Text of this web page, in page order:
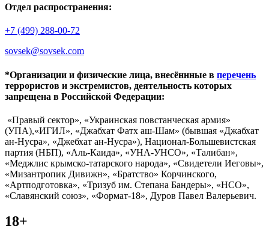
Отдел распространения:
+7 (499) 288-00-72
sovsek@sovsek.com
*Организации и физические лица, внесённные в перечень
террористов и экстремистов, деятельность которых
запрещена в Российской Федерации:
«Правый сектор», «Украинская повстанческая армия»
(УПА),«ИГИЛ», «Джабхат Фатх аш-Шам» (бывшая «Джабхат
ан-Нусра», «Джебхат ан-Нусра»), Национал-Большевистская
партия (НБП), «Аль-Каида», «УНА-УНСО», «Талибан»,
«Меджлис крымско-татарского народа», «Свидетели Иеговы»,
«Мизантропик Дивижн», «Братство» Корчинского,
«Артподготовка», «Тризуб им. Степана Бандеры», «НСО»,
«Славянский союз», «Формат-18», Дуров Павел Валерьевич.
18+